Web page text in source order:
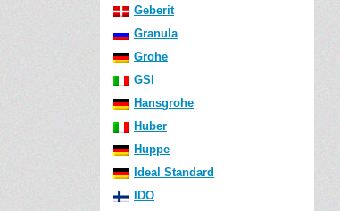
Geberit
Granula
Grohe
GSI
Hansgrohe
Huber
Huppe
Ideal Standard
IDO